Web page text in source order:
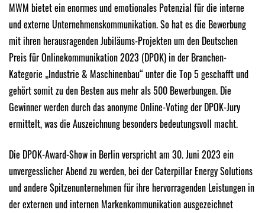
MWM bietet ein enormes und emotionales Potenzial für die interne
und externe Unternehmenskommunikation. So hat es die Bewerbung
mit ihren herausragenden Jubiläums-Projekten um den Deutschen
Preis für Onlinekommunikation 2023 (DPOK) in der Branchen-
Kategorie „Industrie & Maschinenbau“ unter die Top 5 geschafft und
gehört somit zu den Besten aus mehr als 500 Bewerbungen. Die
Gewinner werden durch das anonyme Online-Voting der DPOK-Jury
ermittelt, was die Auszeichnung besonders bedeutungsvoll macht.
Die DPOK-Award-Show in Berlin verspricht am 30. Juni 2023 ein
unvergesslicher Abend zu werden, bei der Caterpillar Energy Solutions
und andere Spitzenunternehmen für ihre hervorragenden Leistungen in
der externen und internen Markenkommunikation ausgezeichnet